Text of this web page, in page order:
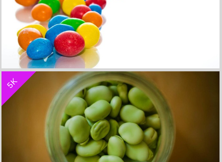
彩虹豆5k壁纸
5K